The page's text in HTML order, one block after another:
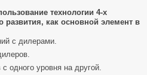
технологии 4-х
развития, как основной элемент в
с дилерами.
одного уровня на другой.